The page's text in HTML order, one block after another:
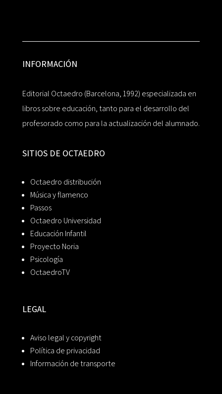
INFORMACIÓN
Editorial Octaedro (Barcelona, 1992) especializada en
libros sobre educación, tanto para el desarrollo del
profesorado como para la actualización del alumnado.
SITIOS DE OCTAEDRO
Octaedro distribución
Música y flamenco
Passos
Octaedro Universidad
Educación Infantil
Proyecto Noria
Psicología
OctaedroTV
LEGAL
Aviso legal y copyright
Política de privacidad
Información de transporte